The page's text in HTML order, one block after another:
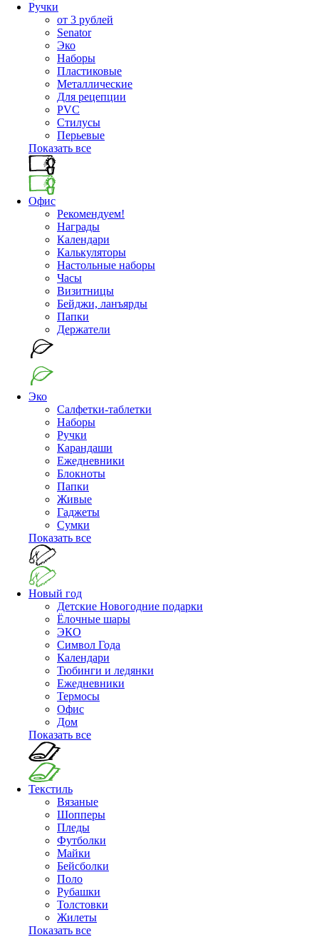
Ручки
от 3 рублей
Senator
Эко
Наборы
Пластиковые
Металлические
Для рецепции
PVC
Стилусы
Перьевые
Показать все
Офис
Рекомендуем!
Награды
Календари
Калькуляторы
Настольные наборы
Часы
Визитницы
Бейджи, ланъярды
Папки
Держатели
Эко
Салфетки-таблетки
Наборы
Ручки
Карандаши
Ежедневники
Блокноты
Папки
Живые
Гаджеты
Сумки
Показать все
Новый год
Детские Новогодние подарки
Ёлочные шары
ЭКО
Символ Года
Календари
Тюбинги и ледянки
Ежедневники
Термосы
Офис
Дом
Показать все
Текстиль
Вязаные
Шопперы
Пледы
Футболки
Майки
Бейсболки
Поло
Рубашки
Толстовки
Жилеты
Показать все